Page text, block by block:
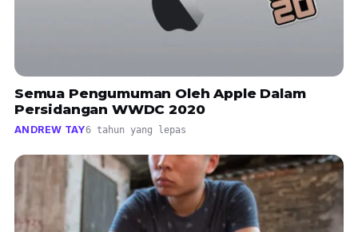
Semua Pengumuman Oleh Apple Dalam
Persidangan WWDC 2020
ANDREW TAY6 tahun yang lepas